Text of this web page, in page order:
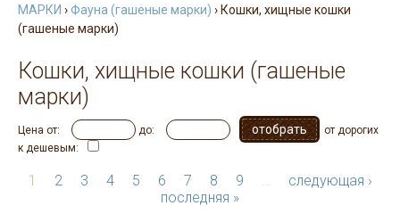
МАРКИ ›Фауна (гашеные марки) › Кошки, хищные кошки
(гашеные марки)
Кошки, хищные кошки (гашеные
марки)
Цена от: до:
от дорогих
к дешевым:
1 2 3 4 5 6 7 8 9 …
следующая ›
последняя »